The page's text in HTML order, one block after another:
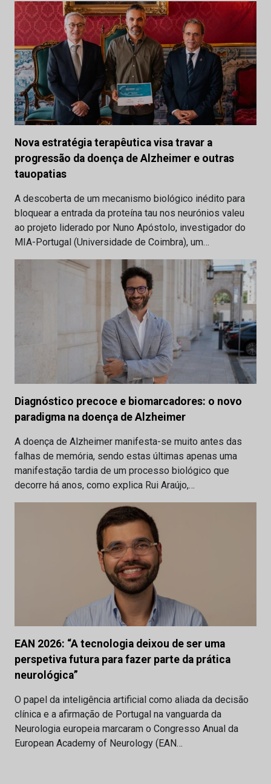
Nova estratégia terapêutica visa travar a
progressão da doença de Alzheimer e outras
tauopatias
A descoberta de um mecanismo biológico inédito para
bloquear a entrada da proteína tau nos neurónios valeu
ao projeto liderado por Nuno Apóstolo, investigador do
MIA-Portugal (Universidade de Coimbra), um…
Diagnóstico precoce e biomarcadores: o novo
paradigma na doença de Alzheimer
A doença de Alzheimer manifesta-se muito antes das
falhas de memória, sendo estas últimas apenas uma
manifestação tardia de um processo biológico que
decorre há anos, como explica Rui Araújo,…
EAN 2026: “A tecnologia deixou de ser uma
perspetiva futura para fazer parte da prática
neurológica”
O papel da inteligência artificial como aliada da decisão
clínica e a afirmação de Portugal na vanguarda da
Neurologia europeia marcaram o Congresso Anual da
European Academy of Neurology (EAN…